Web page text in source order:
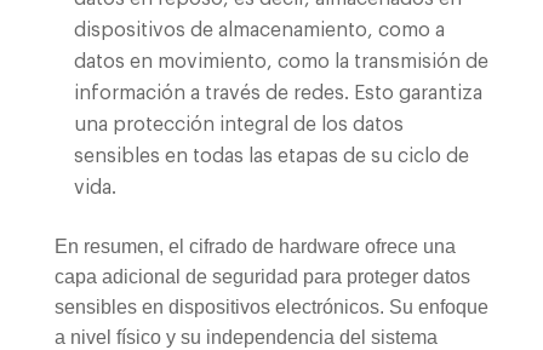
dispositivos de almacenamiento, como a
datos en movimiento, como la transmisión de
información a través de redes. Esto garantiza
una protección integral de los datos
sensibles en todas las etapas de su ciclo de
vida.
En resumen, el cifrado de hardware ofrece una
capa adicional de seguridad para proteger datos
sensibles en dispositivos electrónicos. Su enfoque
a nivel físico y su independencia del sistema